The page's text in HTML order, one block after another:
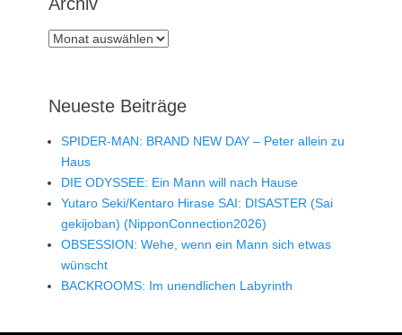
Archiv
Neueste Beiträge
SPIDER-MAN: BRAND NEW DAY – Peter allein zu
Haus
DIE ODYSSEE: Ein Mann will nach Hause
Yutaro Seki/Kentaro Hirase SAI: DISASTER (Sai
gekijoban) (NipponConnection2026)
OBSESSION: Wehe, wenn ein Mann sich etwas
wünscht
BACKROOMS: Im unendlichen Labyrinth